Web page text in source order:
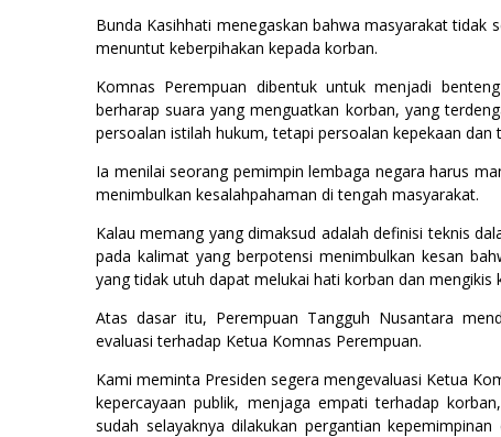
Bunda Kasihhati menegaskan bahwa masyarakat
menuntut keberpihakan kepada korban.
Komnas Perempuan dibentuk untuk menjadi
berharap suara yang menguatkan korban, yang
persoalan istilah hukum, tetapi persoalan kepekaan
Ia menilai seorang pemimpin lembaga negara harus
menimbulkan kesalahpahaman di tengah masyarakat.
Kalau memang yang dimaksud adalah definisi teknis
pada kalimat yang berpotensi menimbulkan kesan
yang tidak utuh dapat melukai hati korban dan mengikis
Atas dasar itu, Perempuan Tangguh Nusantara
evaluasi terhadap Ketua Komnas Perempuan.
Kami meminta Presiden segera mengevaluasi Ketua
kepercayaan publik, menjaga empati terhadap
sudah selayaknya dilakukan pergantian